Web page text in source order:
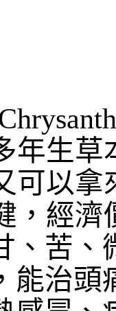
年生草
可以拿
，經濟
、苦
能治頭